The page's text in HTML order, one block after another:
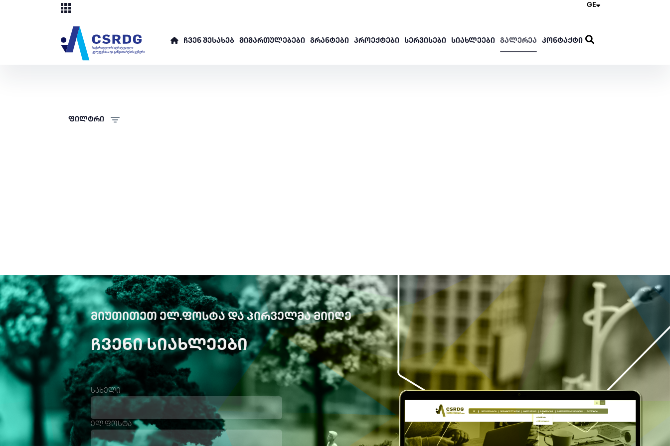
GE
ᲩᲕᲔᲜ ᲨᲔᲡᲐᲮᲔᲑ ᲛᲘᲛᲐᲠᲗᲣᲚᲔᲑᲔᲑᲘ ᲒᲠᲐᲜᲢᲔᲑᲘ ᲞᲠᲝᲔᲥᲢᲔᲑᲘ ᲡᲔᲠᲕᲘᲡᲔᲑᲘ ᲡᲘᲐᲮᲚᲔᲔᲑᲘ ᲒᲐᲚᲔᲠᲔᲐ ᲙᲝᲜᲢᲐᲥᲢᲘ
ფილტრი
ᲛᲘᲣᲗᲘᲗᲔᲗ ᲔᲚ.ᲤᲝᲡᲢᲐ ᲓᲐ ᲞᲘᲠᲕᲔᲚᲛᲐ ᲛᲘᲘᲦᲔ
ᲩᲕᲔᲜᲘ ᲡᲘᲐᲮᲚᲔᲔᲑᲘ
სახელი
ელ.ფოსტა